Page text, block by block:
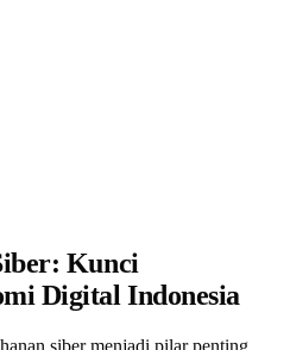
Kunci
Digital Indonesia
siber menjadi pilar penting